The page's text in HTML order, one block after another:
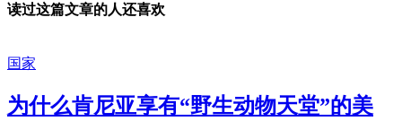
读过这篇文章的人还喜欢
国家
为什么肯尼亚享有“野生动物天堂”的美